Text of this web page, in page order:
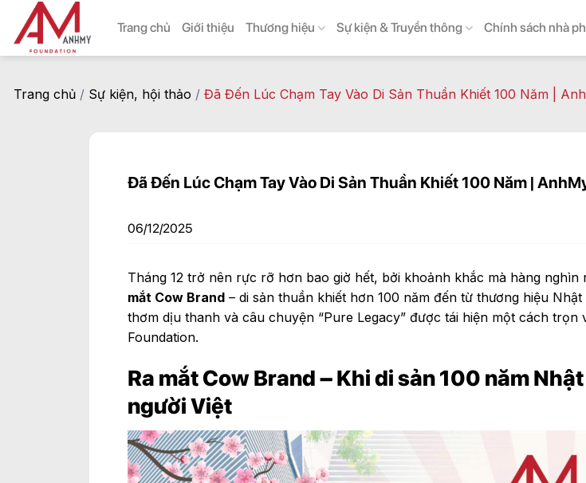
content
Trang chủ Giới thiệu Thương hiệu Sự kiện & Truyền thông Chính sách nhà
Trang chủ / Sự kiện, hội thảo / Đã Đến Lúc Chạm Tay Vào Di Sản Thuần Khiết 100 Năm |
Đã Đến Lúc Chạm Tay Vào Di Sản Thuần Khiết 100 Năm |
06/12/2025
Tháng 12 trở nên rực rỡ hơn bao giờ hết, bởi khoảnh khắc mà hàng
mắt Cow Brand – di sản thuần khiết hơn 100 năm đến từ thương hiệu
thơm dịu thanh và câu chuyện “Pure Legacy” được tái hiện một cách
Foundation.
Ra mắt Cow Brand – Khi di sản 100 năm
người Việt